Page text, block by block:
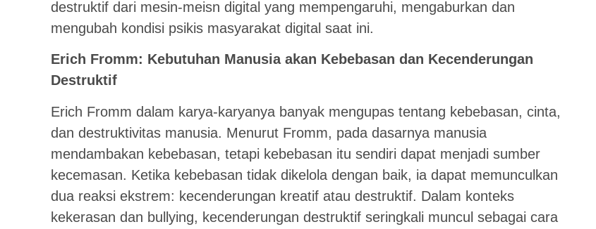
destruktif dari mesin-meisn digital yang mempengaruhi, mengaburkan dan
mengubah kondisi psikis masyarakat digital saat ini.
Erich Fromm: Kebutuhan Manusia akan Kebebasan dan Kecenderungan
Destruktif
Erich Fromm dalam karya-karyanya banyak mengupas tentang kebebasan, cinta,
dan destruktivitas manusia. Menurut Fromm, pada dasarnya manusia
mendambakan kebebasan, tetapi kebebasan itu sendiri dapat menjadi sumber
kecemasan. Ketika kebebasan tidak dikelola dengan baik, ia dapat memunculkan
dua reaksi ekstrem: kecenderungan kreatif atau destruktif. Dalam konteks
kekerasan dan bullying, kecenderungan destruktif seringkali muncul sebagai cara